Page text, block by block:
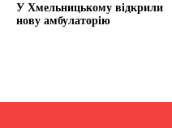
У Хмельницькому відкрили
нову амбулаторію